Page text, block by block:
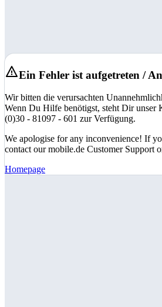
Ein Fehler ist aufgetreten /
Wir bitten die verursachten
Wenn Du Hilfe benötigst, steht Dir unser
(0)30 - 81097 - 601 zur Verfügung.
We apologise for any inconvenience! If
contact our mobile.de Customer Support
Homepage